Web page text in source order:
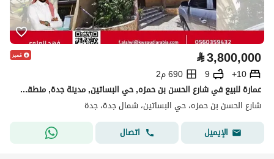
⃁3,800,000
10+
9
690 م2
عمارة للبيع في شارع الحسن بن حمزه, حي البساتين, مدينة جدة, منطقة مكة المكرمة
شارع الحسن بن حمزه، حي البساتين، شمال جدة، جدة
الإيميل
اتصال